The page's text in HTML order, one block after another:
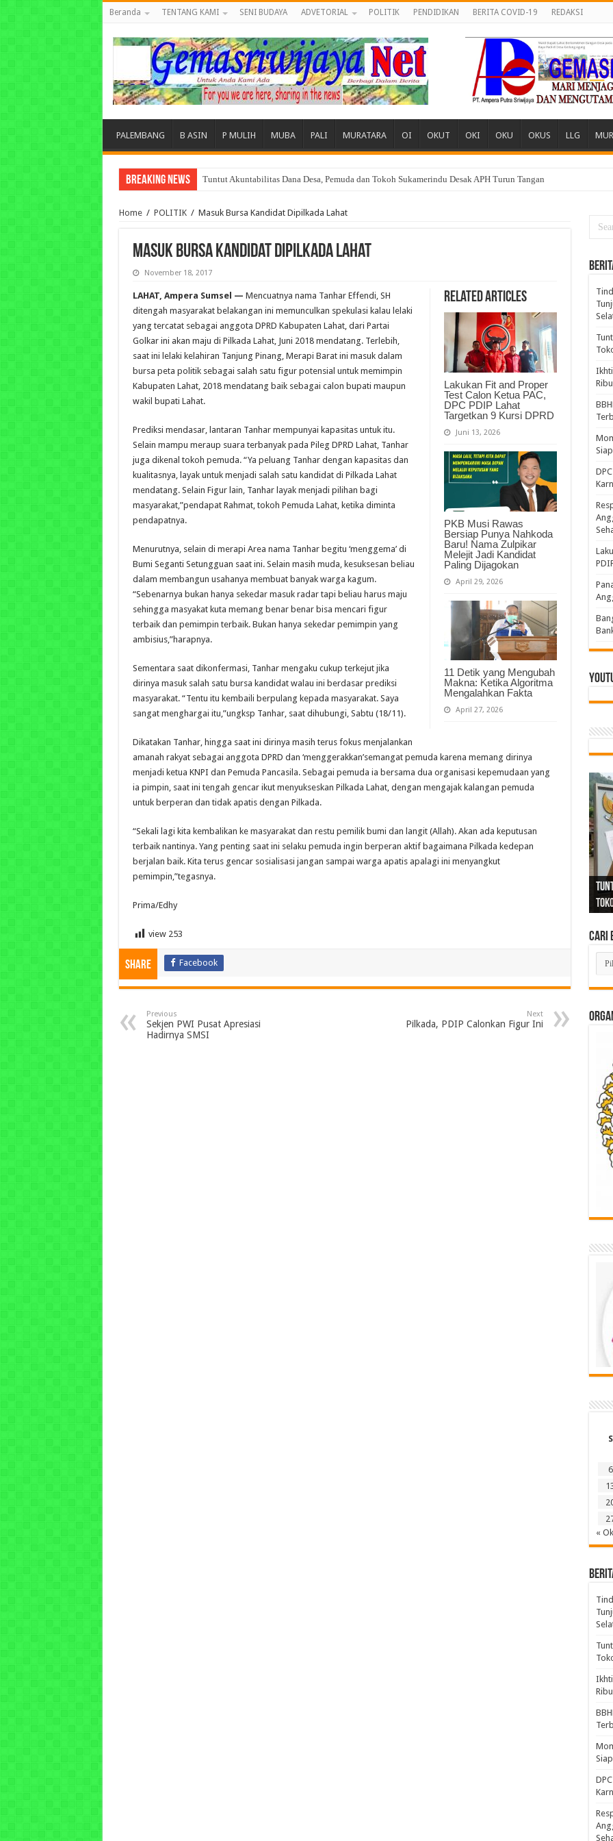
Beranda TENTANG KAMI SENI BUDAYA ADVETORIAL POLITIK PENDIDIKAN BERITA COVID-19 REDAKSI
PALEMBANG B ASIN P MULIH MUBA PALI MURATARA OI OKUT OKI OKU OKUS LLG
Breaking News Tuntut Akuntabilitas Dana Desa, Pemuda dan Tokoh Sukamerindu Desak APH Turun Tangan
Home / POLITIK / Masuk Bursa Kandidat Dipilkada Lahat
Masuk Bursa Kandidat Dipilkada Lahat
November 18, 2017
Related Articles
Lakukan Fit and Proper
Test Calon Ketua PAC,
DPC PDIP Lahat
Targetkan 9 Kursi DPRD
Juni 13, 2026
PKB Musi Rawas
Bersiap Punya Nahkoda
Baru! Nama Zulpikar
Melejit Jadi Kandidat
Paling Dijagokan
April 29, 2026
11 Detik yang Mengubah
Makna: Ketika Algoritma
Mengalahkan Fakta
April 27, 2026
LAHAT, Ampera Sumsel — Mencuatnya nama Tanhar Effendi, SH
ditengah masyarakat belakangan ini memunculkan spekulasi kalau lelaki
yang tercatat sebagai anggota DPRD Kabupaten Lahat, dari Partai
Golkar ini akan maju di Pilkada Lahat, Juni 2018 mendatang. Terlebih,
saat ini lelaki kelahiran Tanjung Pinang, Merapi Barat ini masuk dalam
bursa peta politik sebagai salah satu figur potensial untuk memimpin
Kabupaten Lahat, 2018 mendatang baik sebagai calon bupati maupun
wakil bupati Lahat.
Prediksi mendasar, lantaran Tanhar mempunyai kapasitas untuk itu.
Selain mampu meraup suara terbanyak pada Pileg DPRD Lahat, Tanhar
juga dikenal tokoh pemuda. “Ya peluang Tanhar dengan kapasitas dan
kualitasnya, layak untuk menjadi salah satu kandidat di Pilkada Lahat
mendatang. Selain Figur lain, Tanhar layak menjadi pilihan bagi
masyarakat,”pendapat Rahmat, tokoh Pemuda Lahat, ketika diminta
pendapatnya.
Menurutnya, selain di merapi Area nama Tanhar begitu ‘menggema’ di
Bumi Seganti Setungguan saat ini. Selain masih muda, kesuksesan beliau
dalam membangun usahanya membuat banyak warga kagum.
“Sebenarnya bukan hanya sekedar masuk radar tapi beliau harus maju
sehingga masyakat kuta memang benar benar bisa mencari figur
terbaik dan pemimpin terbaik. Bukan hanya sekedar pemimpin yang
ambisius,”harapnya.
Sementara saat dikonfermasi, Tanhar mengaku cukup terkejut jika
dirinya masuk salah satu bursa kandidat walau ini berdasar prediksi
masyarakat. “Tentu itu kembaili berpulang kepada masyarakat. Saya
sangat menghargai itu,”ungksp Tanhar, saat dihubungi, Sabtu (18/11).
Dikatakan Tanhar, hingga saat ini dirinya masih terus fokus menjalankan
amanah rakyat sebagai anggota DPRD dan ‘menggerakkan’semangat pemuda karena memang dirinya
menjadi ketua KNPI dan Pemuda Pancasila. Sebagai pemuda ia bersama dua organisasi kepemudaan yang
ia pimpin, saat ini tengah gencar ikut menyukseskan Pilkada Lahat, dengan mengajak kalangan pemuda
untuk berperan dan tidak apatis dengan Pilkada.
“Sekali lagi kita kembalikan ke masyarakat dan restu pemilik bumi dan langit (Allah). Akan ada keputusan
terbaik nantinya. Yang penting saat ini selaku pemuda ingin berperan aktif bagaimana Pilkada kedepan
berjalan baik. Kita terus gencar sosialisasi jangan sampai warga apatis apalagi ini menyangkut
pemimpin,”tegasnya.
Prima/Edhy
view 253
Share Facebook
Previous
Sekjen PWI Pusat Apresiasi
Hadirnya SMSI
Next
Pilkada, PDIP Calonkan Figur Ini
Cari
Cari
di
S
6
«